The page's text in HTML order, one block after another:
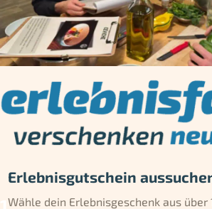
Erlebnisgutschein
Wähle dein Erlebnisgeschenk aus über